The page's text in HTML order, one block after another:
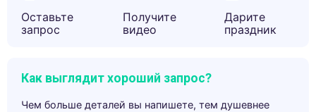
Оставьте
запрос
Получите
видео
Дарите
праздник
Как выглядит хороший запрос?
Чем больше деталей вы напишете, тем душевнее